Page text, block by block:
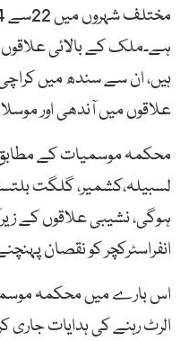
ہے۔ملک کے بالائی
ہیں، ان سے سندھ میں
علاقوں میں آندھی اور
محکمہ موسمیات کے مطابق
لسبیلہ،کشمیر، گلگت
ہوگی، نشیبی علاقوں کے
انفراسٹرکچر کو نقصان
اس بارے میں محکمہ
الرٹ رہنے کی ہدایات جاری